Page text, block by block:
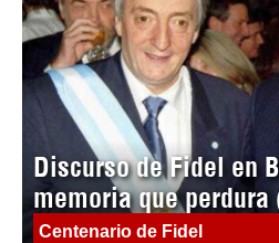
Discurso de Fidel en
memoria que perdura
Centenario de Fidel